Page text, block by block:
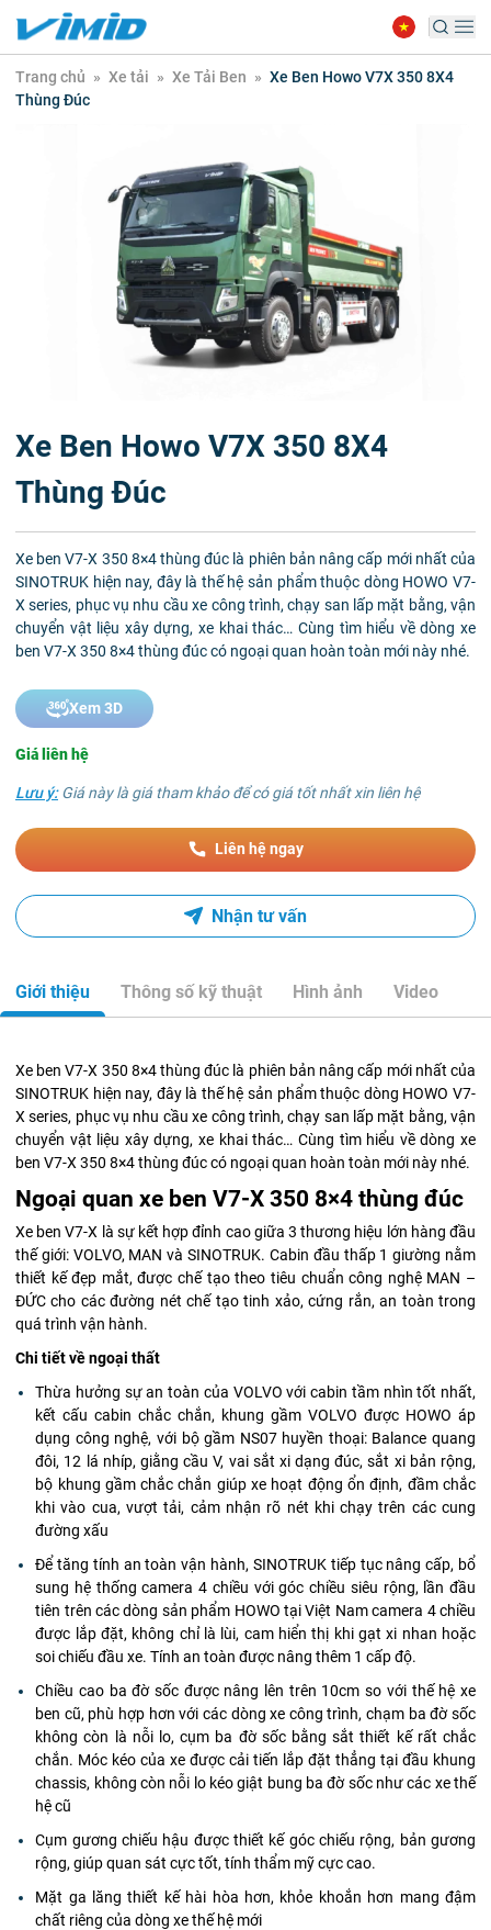
Trang chủ » Xe tải » Xe Tải Ben » Xe Ben Howo V7X 350 8X4
Thùng Đúc
Xe Ben Howo V7X 350 8X4
Thùng Đúc
Xe ben V7-X 350 8×4 thùng đúc là phiên bản nâng cấp mới nhất của
SINOTRUK hiện nay, đây là thế hệ sản phẩm thuộc dòng HOWO V7-
X series, phục vụ nhu cầu xe công trình, chạy san lấp mặt bằng, vận
chuyển vật liệu xây dựng, xe khai thác… Cùng tìm hiểu về dòng xe
ben V7-X 350 8×4 thùng đúc có ngoại quan hoàn toàn mới này nhé.
Xem 3D
Giá liên hệ
Lưu ý:Giá này là giá tham khảo để có giá tốt nhất xin liên hệ
Liên hệ ngay
Nhận tư vấn
Giới thiệu Thông số kỹ thuật Hình ảnh Video
Xe ben V7-X 350 8×4 thùng đúc là phiên bản nâng cấp mới nhất của
SINOTRUK hiện nay, đây là thế hệ sản phẩm thuộc dòng HOWO V7-
X series, phục vụ nhu cầu xe công trình, chạy san lấp mặt bằng, vận
chuyển vật liệu xây dựng, xe khai thác… Cùng tìm hiểu về dòng xe
ben V7-X 350 8×4 thùng đúc có ngoại quan hoàn toàn mới này nhé.
Ngoại quan xe ben V7-X 350 8×4 thùng đúc
Xe ben V7-X là sự kết hợp đỉnh cao giữa 3 thương hiệu lớn hàng đầu
thế giới: VOLVO, MAN và SINOTRUK. Cabin đầu thấp 1 giường nằm
thiết kế đẹp mắt, được chế tạo theo tiêu chuẩn công nghệ MAN –
ĐỨC cho các đường nét chế tạo tinh xảo, cứng rắn, an toàn trong
quá trình vận hành.
Chi tiết về ngoại thất
Thừa hưởng sự an toàn của VOLVO với cabin tầm nhìn tốt nhất,
kết cấu cabin chắc chắn, khung gầm VOLVO được HOWO áp
dụng công nghệ, với bộ gầm NS07 huyền thoại: Balance quang
đôi, 12 lá nhíp, giằng cầu V, vai sắt xi dạng đúc, sắt xi bản rộng,
bộ khung gầm chắc chắn giúp xe hoạt động ổn định, đầm chắc
khi vào cua, vượt tải, cảm nhận rõ nét khi chạy trên các cung
đường xấu
Để tăng tính an toàn vận hành, SINOTRUK tiếp tục nâng cấp, bổ
sung hệ thống camera 4 chiều với góc chiều siêu rộng, lần đầu
tiên trên các dòng sản phẩm HOWO tại Việt Nam camera 4 chiều
được lắp đặt, không chỉ là lùi, cam hiển thị khi gạt xi nhan hoặc
soi chiếu đầu xe. Tính an toàn được nâng thêm 1 cấp độ.
Chiều cao ba đờ sốc được nâng lên trên 10cm so với thế hệ xe
ben cũ, phù hợp hơn với các dòng xe công trình, chạm ba đờ sốc
không còn là nỗi lo, cụm ba đờ sốc bằng sắt thiết kế rất chắc
chắn. Móc kéo của xe được cải tiến lắp đặt thẳng tại đầu khung
chassis, không còn nỗi lo kéo giật bung ba đờ sốc như các xe thế
hệ cũ
Cụm gương chiếu hậu được thiết kế góc chiếu rộng, bản gương
rộng, giúp quan sát cực tốt, tính thẩm mỹ cực cao.
Mặt ga lăng thiết kế hài hòa hơn, khỏe khoắn hơn mang đậm
chất riêng của dòng xe thế hệ mới